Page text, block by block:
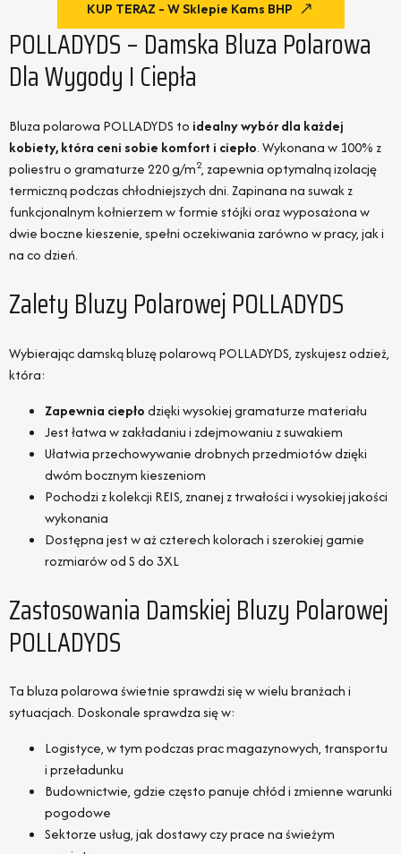
KUP TERAZ - W Sklepie Kams BHP
POLLADYDS – Damska Bluza Polarowa
Dla Wygody I Ciepła
Bluza polarowa POLLADYDS to idealny wybór dla każdej
kobiety, która ceni sobie komfort i ciepło. Wykonana w 100% z
poliestru o gramaturze 220 g/m2, zapewnia optymalną izolację
termiczną podczas chłodniejszych dni. Zapinana na suwak z
funkcjonalnym kołnierzem w formie stójki oraz wyposażona w
dwie boczne kieszenie, spełni oczekiwania zarówno w pracy, jak i
na co dzień.
Zalety Bluzy Polarowej POLLADYDS
Wybierając damską bluzę polarową POLLADYDS, zyskujesz odzież,
która:
Zapewnia ciepłodzięki wysokiej gramaturze materiału
Jest łatwa w zakładaniu i zdejmowaniu z suwakiem
Ułatwia przechowywanie drobnych przedmiotów dzięki
dwóm bocznym kieszeniom
Pochodzi z kolekcji REIS, znanej z trwałości i wysokiej jakości
wykonania
Dostępna jest w aż czterech kolorach i szerokiej gamie
rozmiarów od S do 3XL
Zastosowania Damskiej Bluzy Polarowej
POLLADYDS
Ta bluza polarowa świetnie sprawdzi się w wielu branżach i
sytuacjach. Doskonale sprawdza się w:
Logistyce, w tym podczas prac magazynowych, transportu
i przeładunku
Budownictwie, gdzie często panuje chłód i zmienne warunki
pogodowe
Sektorze usług, jak dostawy czy prace na świeżym